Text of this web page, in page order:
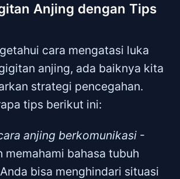
Anjing dengan Tips
cara mengatasi luka
anjing, ada baiknya kita
strategi pencegahan.
tips berikut ini:
anjing berkomunikasi -
memahami bahasa tubuh
bisa menghindari situasi